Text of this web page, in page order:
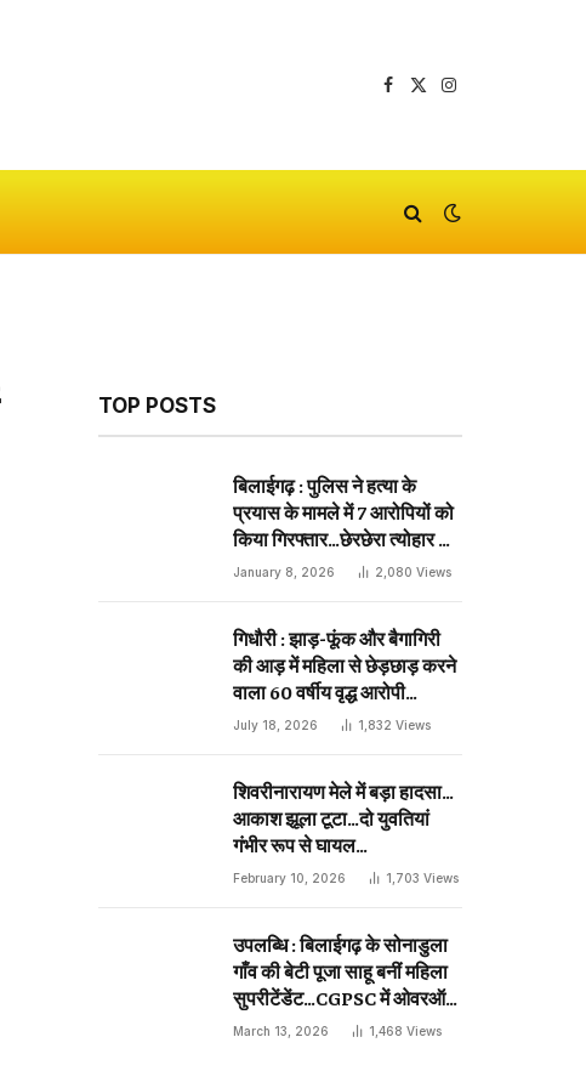
Facebook
X
Instagram
TOP POSTS
बिलाईगढ़ : पुलिस ने हत्या के
प्रयास के मामले में 7 आरोपियों को
किया गिरफ्तार…छेरछेरा त्योहार के
दिन प्राणघातक हमले को दिया था
January 8, 2026 2,080 Views
गिधौरी : झाड़-फूंक और बैगागिरी
की आड़ में महिला से छेड़छाड़ करने
वाला 60 वर्षीय वृद्ध आरोपी
गिरफ्तार…
July 18, 2026 1,832 Views
शिवरीनारायण मेले में बड़ा हादसा…
आकाश झूला टूटा…दो युवतियां
गंभीर रूप से घायल…
February 10, 2026 1,703 Views
उपलब्धि : बिलाईगढ़ के सोनाडुला
गाँव की बेटी पूजा साहू बनीं महिला
सुपरीटेंडेंट…CGPSC में ओवरऑल
19 वीं रैंक…
March 13, 2026 1,468 Views